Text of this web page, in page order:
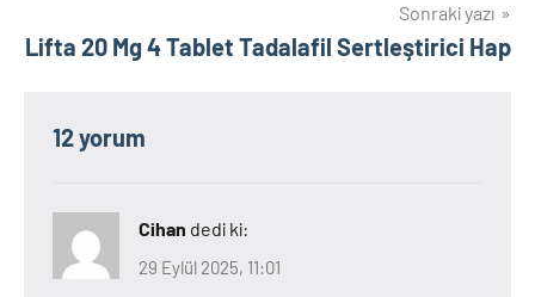
Sonraki yazı
Lifta 20 Mg 4 Tablet Tadalafil Sertleştirici Hap
12 yorum
Cihan dedi ki:
29 Eylül 2025, 11:01